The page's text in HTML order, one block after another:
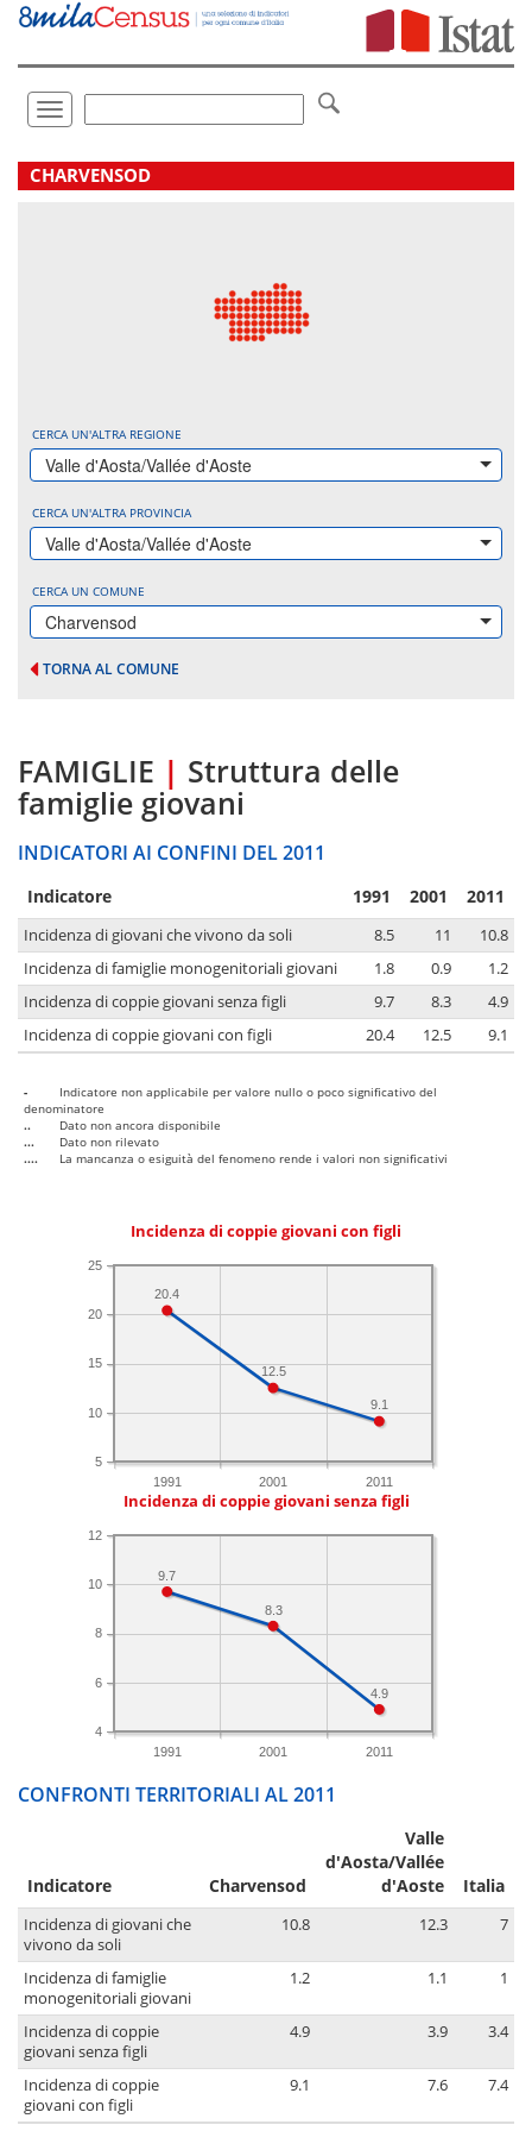
Vai
direttamente
Toggle
navigation
.
CHARVENSOD
CERCA UN'ALTRA REGIONE
Valle d'Aosta/Vallée d'Aoste
CERCA UN'ALTRA PROVINCIA
Valle d'Aosta/Vallée d'Aoste
CERCA UN COMUNE
Charvensod
TORNA AL COMUNE
FAMIGLIE | Struttura delle
famiglie giovani
INDICATORI AI CONFINI DEL 2011
Indicatore 1991 2001 2011
Incidenza di giovani che vivono da soli 8.5 11
10.8
Incidenza di famiglie monogenitoriali giovani
1.8 0.9
1.2
Incidenza di coppie giovani senza figli
9.7 8.3
4.9
Incidenza di coppie giovani con figli
20.4 12.5 9.1
-
Indicatore non applicabile per valore nullo o poco significativo del
denominatore
..
Dato non ancora disponibile
...
Dato non rilevato
....
La mancanza o esiguità del fenomeno rende i valori non significativi
Incidenza di coppie giovani con figli
1991 2001 2011
5
10
15
20
25
9.1
12.5
20.4
Incidenza di coppie giovani senza figli
1991 2001 2011
4
6
8
10
12
4.9
8.3
9.7
CONFRONTI TERRITORIALI AL 2011
Indicatore Charvensod
Valle
d'Aosta/Vallée
d'Aoste
Italia
Incidenza di giovani che
vivono da soli
10.8 12.3 7
Incidenza di famiglie
monogenitoriali giovani
1.2 1.1 1
Incidenza di coppie
giovani senza figli
4.9 3.9 3.4
Incidenza di coppie
giovani con figli
9.1 7.6 7.4